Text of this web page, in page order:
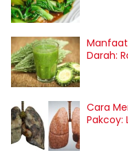
Darah:
Cara
Pakcoy: